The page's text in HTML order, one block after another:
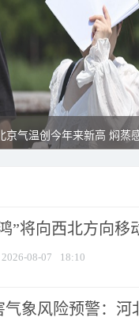
京气温创今年来新高 焖蒸
”将向西北方向移
2026-08-07 18:10
气象风险预警：河